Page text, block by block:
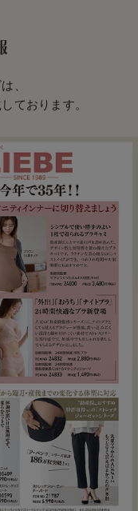
ロンパー
いただき、靴
手間が省け
「短肌着」、
状態が分かる
な柄赤ちゃん
先ずはこれだ
なものだけを
が完成しまし
発者
、
ております。